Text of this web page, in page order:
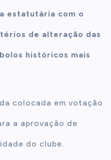
estatutária com o
de alteração das
históricos mais
colocada em votação
a aprovação de
do clube.